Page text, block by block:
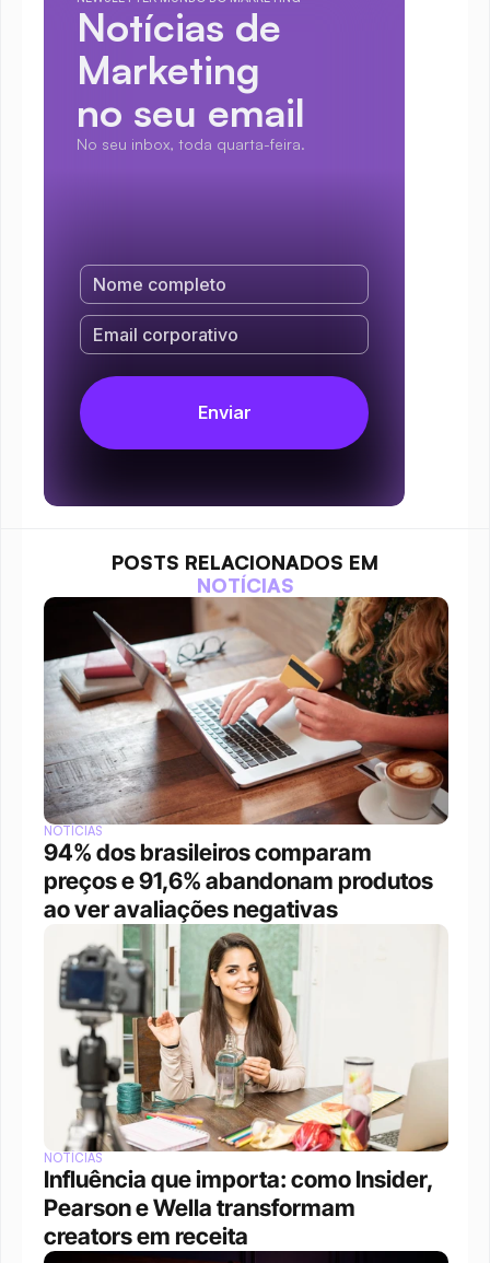
Notícias de
Marketing
no seu email
No seu inbox, toda quarta-feira.
POSTS RELACIONADOS EM
NOTÍCIAS
NOTÍCIAS
94% dos brasileiros comparam
preços e 91,6% abandonam produtos
ao ver avaliações negativas
NOTÍCIAS
Influência que importa: como Insider,
Pearson e Wella transformam
creators em receita